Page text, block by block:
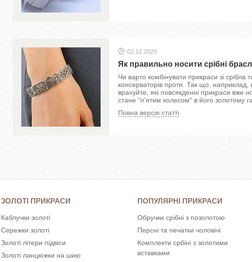
02.12.2025
Як правильно носити срібні
Чи варто комбінувати прикраси зі срібла
консерваторів проти. Так що,
врахуйте, які повсякденні прикраси
стане "п'ятим колесом" в його золотому
Повна версія статті
ЗОЛОТІ ПРИКРАСИ
Каблучки золоті
Сережки золоті
Золоті літери підвіси
Золоті ланцюжки на шию
ПОПУЛЯРНІ ПРИКРАСИ
Обручки срібні з позолотою
Персні та печатки чоловічі
Комплекти србіні з золотими
вставками